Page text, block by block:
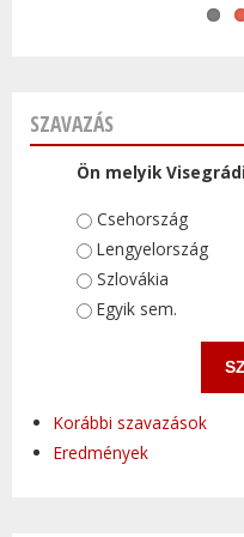
SZAVAZÁS
Ön melyik
Választások
Csehország
Lengyelország
Szlovákia
Egyik sem.
Korábbi szavazások
Eredmények